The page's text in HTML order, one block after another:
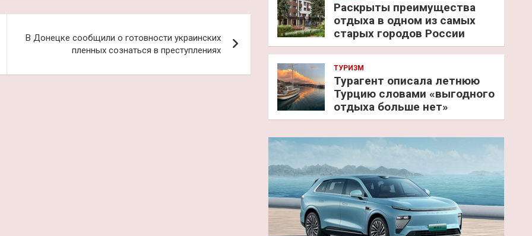
В Донецке сообщили о готовности украинских
пленных сознаться в преступлениях
Раскрыты преимущества
отдыха в одном из самых
старых городов России
ТУРИЗМ
Турагент описала летнюю
Турцию словами «выгодного
отдыха больше нет»